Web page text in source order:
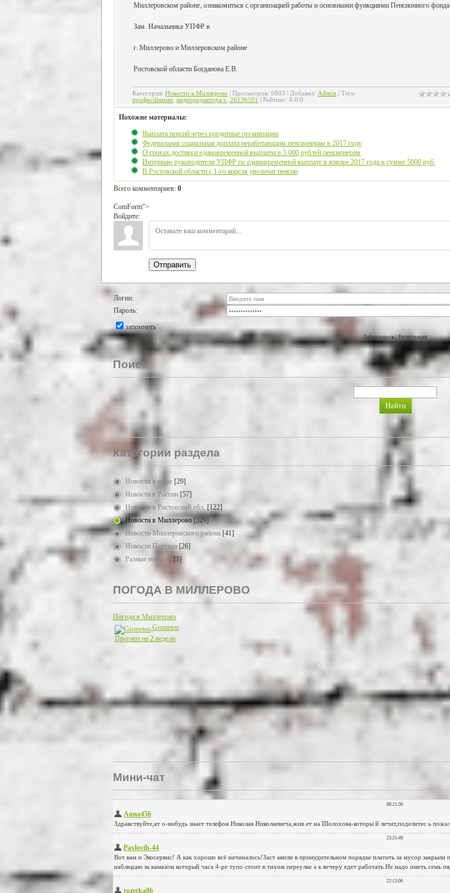
Миллеровском районе, ознакомиться с организацией работы и основными функциями Пенсионного фонда.
Зам. Начальника УПФР в
г. Миллерово и Миллеровском районе
Ростовской области Богданова Е.В.
Категория: Новости в Миллерово Просмотров: 6803 Добавил: Admin Теги:
професійними видеоредактора с 26136501 Рейтинг: 0.0/0
Похожие материалы:
Выплата пенсий через кредитные организации
Федеральная социальная доплата неработающим пенсионерам в 2017 году
О сроках доставки единовременной выплаты в 5 000 рублей пенсионерам
Интервью руководителя УПФР по единовременной выплате в январе 2017 года в сумме 5000 руб.
В Ростовской области с 1-го апреля увеличат пенсии
Всего комментариев: 0
ComForm">
Войдите:
Отправить
Логин:
Пароль:
запомнить
Забыл пароль|Регистрация
Поиск
Категории раздела
Новости в мире [29]
Новости в России [57]
Новости в Ростовской обл. [122]
Новости в Миллерово [329]
Новости Миллеровского района [41]
Новости Портала [26]
Разные новости [1]
ПОГОДА В МИЛЛЕРОВО
Погода в Миллерово
Gismeteo
Прогноз на 2 недели
Мини-чат